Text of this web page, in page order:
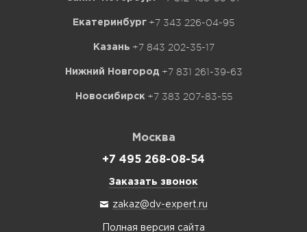
Екатеринбург +7 343 226-04-95
Казань +7 843 202-35-17
Нижний Новгород +7 831 261-39-63
Новосибирск +7 383 207-83-55
Москва
+7 495 268-08-54
Заказать звонок
zakaz@dv-expert.ru
Полная версия сайта